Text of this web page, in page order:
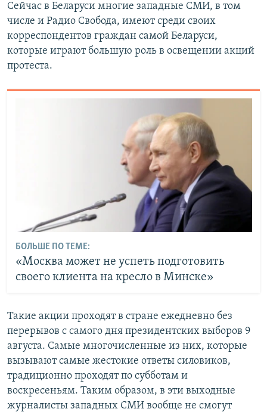
Сейчас в Беларуси многие западные СМИ, в том
числе и Радио Свобода, имеют среди своих
корреспондентов граждан самой Беларуси,
которые играют большую роль в освещении акций
протеста.
БОЛЬШЕ ПО ТЕМЕ:
«Москва может не успеть подготовить
своего клиента на кресло в Минске»
Такие акции проходят в стране ежедневно без
перерывов с самого дня президентских выборов 9
августа. Самые многочисленные из них, которые
вызывают самые жестокие ответы силовиков,
традиционно проходят по субботам и
воскресеньям. Таким образом, в эти выходные
журналисты западных СМИ вообще не смогут